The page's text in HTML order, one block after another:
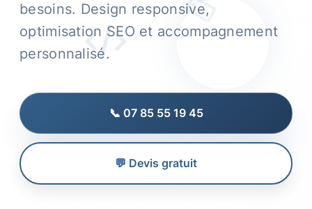
besoins. Design responsive,
optimisation SEO et accompagnement
personnalisé.
📞 07 85 55 19 45
💬 Devis gratuit